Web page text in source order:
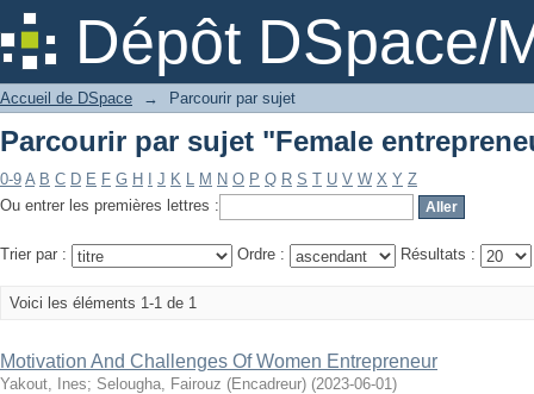
Dépôt DSpace/
Parcourir par sujet "Female
Accueil de DSpace → Parcourir par sujet
Parcourir par sujet "Female
0-9 A B C D E F G H J K L M N O P Q R S T U V W X Y Z
Ou entrer les premières lettres :
Trier par : Ordre : Résultats :
Voici les éléments 1-1 de 1
Motivation And Challenges Of Women Entrepreneur
Yakout, Ines; Selougha, Fairouz (Encadreur) (2023-06-01)